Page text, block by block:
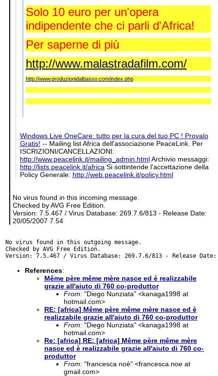
Solo 10 euro per un'opera
indipendente che ci parli d'Africa!
Per saperne di più
http://www.malastradafilm.com/
http://www.produzionidalbasso.com/index.php
Windows Live OneCare: tutto per la cura del tuo PC ! Provalo
Gratis! -- Mailing list Africa dell'associazione PeaceLink. Per
ISCRIZIONI/CANCELLAZIONI:
http://www.peacelink.it/mailing_admin.htmlArchivio messaggi:
http://lists.peacelink.it/africaSi sottintende l'accettazione della
Policy Generale: http://web.peacelink.it/policy.html
No virus found in this incoming message.
Checked by AVG Free Edition.
Version: 7.5.467 / Virus Database: 269.7.6/813 - Release Date:
20/05/2007 7.54
No virus found in this outgoing message.
Checked by AVG Free Edition.
References:
Même père même mère nasce ed è realizzabile
grazie all'aiuto di 760 co-produttor
From:"Diego Nunziata" <kanaga1998 at
hotmail.com>
RE: [africa] Même père même mère nasce ed è
realizzabile grazie all'aiuto di 760 co-produttor
From:"Diego Nunziata" <kanaga1998 at
hotmail.com>
Re: [africa] RE: [africa] Même père même mère
nasce ed è realizzabile grazie all'aiuto di 760 co-
produttor
From:"francesca noè" <francesca.noe at
gmail.com>